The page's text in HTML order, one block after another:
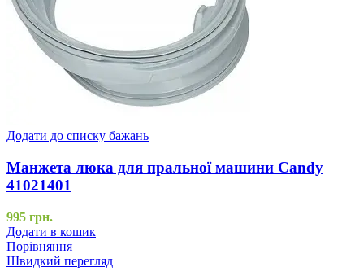
Додати до списку бажань
Манжета люка для пральної машини Candy
41021401
995 грн.
Додати в кошик
Порівняння
Швидкий перегляд